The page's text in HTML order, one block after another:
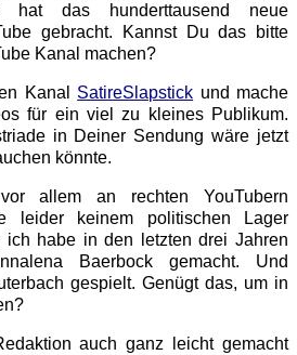
hat das hunderttausend neue
gebracht. Kannst Du das bitte
Kanal machen?
Kanal SatireSlapstick und mache
für ein viel zu kleines Publikum.
in Deiner Sendung wäre jetzt
könnte.
allem an rechten YouTubern
leider keinem politischen Lager
ich habe in den letzten drei Jahren
Baerbock gemacht. Und
gespielt. Genügt das, um in
auch ganz leicht gemacht